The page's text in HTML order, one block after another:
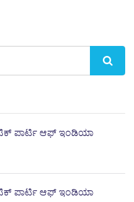
ಪಾರ್ಟಿ ಆಫ್ ಇಂಡಿಯಾ
ಪಾರ್ಟಿ ಆಫ್ ಇಂಡಿಯಾ